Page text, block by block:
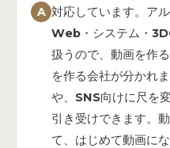
A 対応しています。ア
Web・システム・
扱うので、動画を作
を作る会社が分かれ
や、SNS向けに尺を
引き受けできます。
て、はじめて動画にな